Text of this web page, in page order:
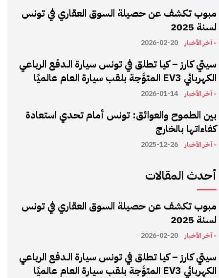
مبوب تكشف عن حصيلة السوق العقاري في تونس
لسنة 2025
- آخر الأخبار 2026-02-20
سيتي كارز – كيا تطلق في تونس سيارة الـدفع الرباعي
الكهربائي EV3 المتوَّجة بلقب سيارة العام عالميًا
- آخر الأخبار 2026-01-14
بين الطموح والعوائق: تونس أمام تحدي استعادة
كفاءاتها بالخارج
- آخر الأخبار 2025-12-26
أحدث المقالات
مبوب تكشف عن حصيلة السوق العقاري في تونس
لسنة 2025
- آخر الأخبار 2026-02-20
سيتي كارز – كيا تطلق في تونس سيارة الـدفع الرباعي
الكهربائي EV3 المتوَّجة بلقب سيارة العام عالميًا